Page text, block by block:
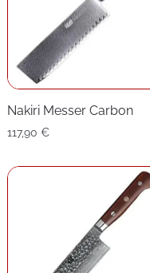
Nakiri Messer Carbon
117,90 €